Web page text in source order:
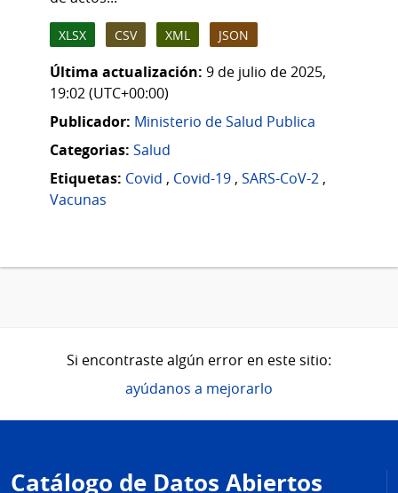
XLSX CSV XML JSON
Última actualización: 9 de julio de 2025,
19:02 (UTC+00:00)
Publicador: Ministerio de Salud Publica
Categorias: Salud
Etiquetas: Covid , Covid-19 , SARS-CoV-2 ,
Vacunas
Si encontraste algún error en este sitio:
ayúdanos a mejorarlo
deCatálogo de Datos Abiertos